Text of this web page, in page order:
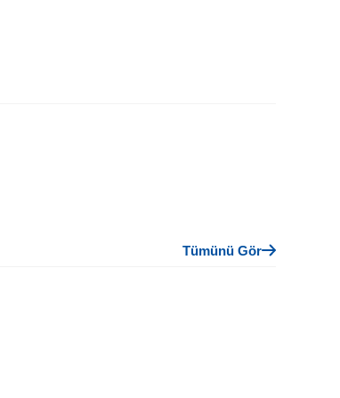
Tümünü Gör